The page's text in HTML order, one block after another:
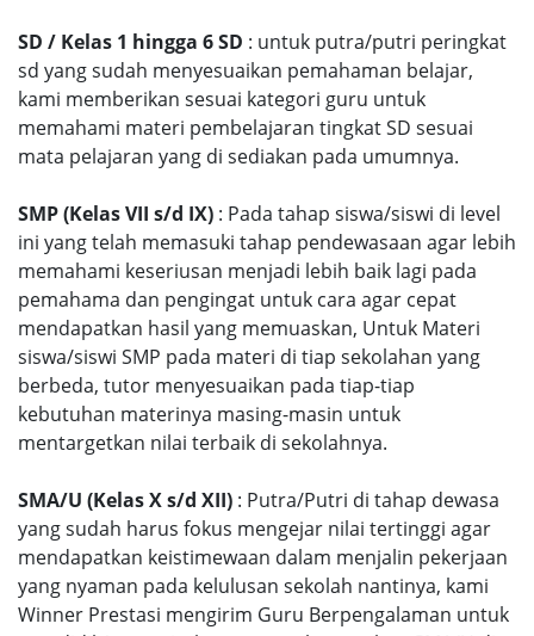
SD / Kelas 1 hingga 6 SD : untuk putra/putri peringkat
sd yang sudah menyesuaikan pemahaman belajar,
kami memberikan sesuai kategori guru untuk
memahami materi pembelajaran tingkat SD sesuai
mata pelajaran yang di sediakan pada umumnya.
SMP (Kelas VII s/d IX) : Pada tahap siswa/siswi di level
ini yang telah memasuki tahap pendewasaan agar lebih
memahami keseriusan menjadi lebih baik lagi pada
pemahama dan pengingat untuk cara agar cepat
mendapatkan hasil yang memuaskan, Untuk Materi
siswa/siswi SMP pada materi di tiap sekolahan yang
berbeda, tutor menyesuaikan pada tiap-tiap
kebutuhan materinya masing-masin untuk
mentargetkan nilai terbaik di sekolahnya.
SMA/U (Kelas X s/d XII) : Putra/Putri di tahap dewasa
yang sudah harus fokus mengejar nilai tertinggi agar
mendapatkan keistimewaan dalam menjalin pekerjaan
yang nyaman pada kelulusan sekolah nantinya, kami
Winner Prestasi mengirim Guru Berpengalaman untuk